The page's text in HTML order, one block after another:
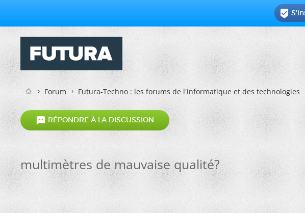

Forum Futura-Techno : les forums de l'informatique et des technologies
 RÉPONDRE À LA DISCUSSION
multimètres de mauvaise qualité?